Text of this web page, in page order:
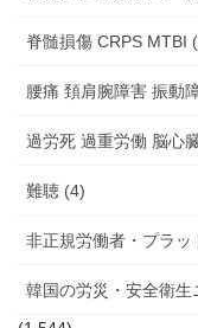
脊髄損傷 CRPS MTBI
腰痛 頚肩腕障害 振動
過労死 過重労働 脳心
難聴 (4)
非正規労働者・プラ
韓国の労災・安全衛生